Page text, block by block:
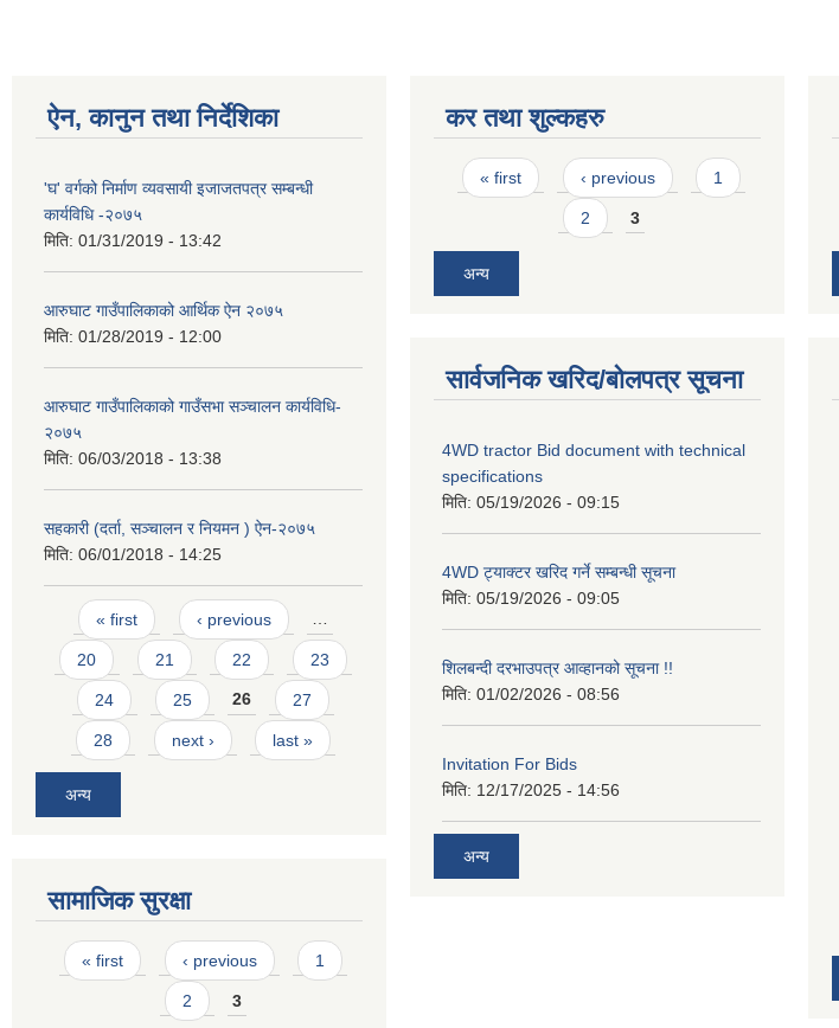
ऐन, कानुन तथा निर्देशिका
'घ' वर्गको निर्माण व्यवसायी इजाजतपत्र सम्बन्धी
कार्यविधि -२०७५
मिति: 01/31/2019 - 13:42
आरुघाट गाउँपालिकाको आर्थिक ऐन २०७५
मिति: 01/28/2019 - 12:00
आरुघाट गाउँपालिकाको गाउँसभा सञ्चालन कार्यविधि-
२०७५
मिति: 06/03/2018 - 13:38
सहकारी (दर्ता, सञ्चालन र नियमन ) ऐन-२०७५
मिति: 06/01/2018 - 14:25
Pages
« first ‹ previous …
20 21 22 23
24 25 26 27
28 next › last »
अन्य
सामाजिक सुरक्षा
Pages
« first ‹ previous 1
2 3
कर तथा शुल्कहरु
Pages
« first ‹ previous 1
2 3
अन्य
सार्वजनिक खरिद/बोलपत्र सूचना
4WD tractor Bid document with technical
specifications
मिति: 05/19/2026 - 09:15
4WD ट्याक्टर खरिद गर्ने सम्बन्धी सूचना
मिति: 05/19/2026 - 09:05
शिलबन्दी दरभाउपत्र आव्हानको सूचना !!
मिति: 01/02/2026 - 08:56
Invitation For Bids
मिति: 12/17/2025 - 14:56
अन्य